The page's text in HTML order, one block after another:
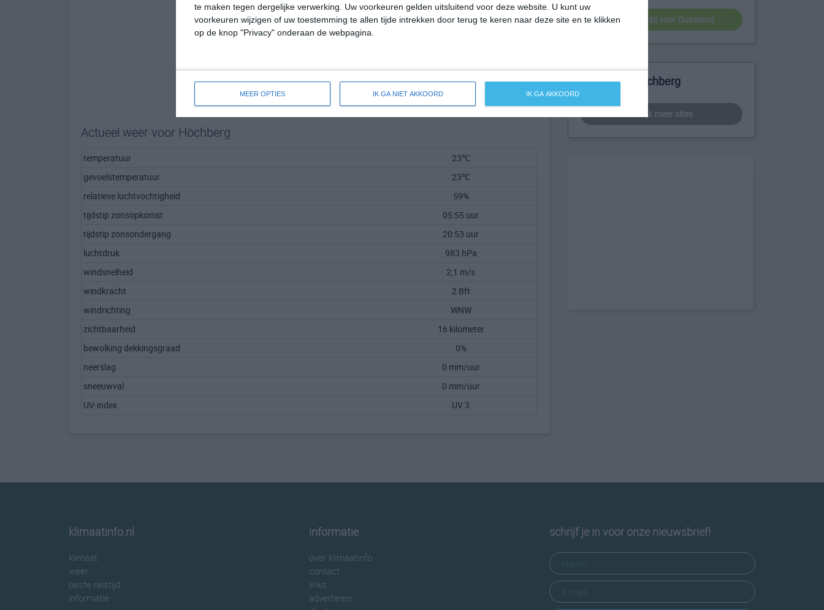
te maken tegen dergelijke verwerking. Uw voorkeuren gelden uitsluitend voor deze website. U kunt uw
voorkeuren wijzigen of uw toestemming te allen tijde intrekken door terug te keren naar deze site en te klikken
op de knop "Privacy" onderaan de webpagina.
MEER OPTIES IK GA NIET AKKOORD IK GA AKKOORD
Actueel weer voor Höchberg
temperatuur
23℃
gevoelstemperatuur
23℃
relatieve luchtvochtigheid
59%
tijdstip zonsopkomst
05:55 uur
tijdstip zonsondergang
20:53 uur
luchtdruk
983 hPa
windsnelheid
2,1 m/s
windkracht
2 Bft
windrichting
WNW
zichtbaarheid
16 kilometer
bewolking dekkingsgraad
0%
neerslag
0 mm/uur
sneeuwval
0 mm/uur
UV-index
UV 3
beste reistijd voor Duitsland
Meer over Höchberg
bekijk meer sites
klimaatinfo.nl
klimaat
weer
beste reistijd
informatie
informatie
over klimaatinfo
contact
links
adverteren
schrijf je in voor onze nieuwsbrief!